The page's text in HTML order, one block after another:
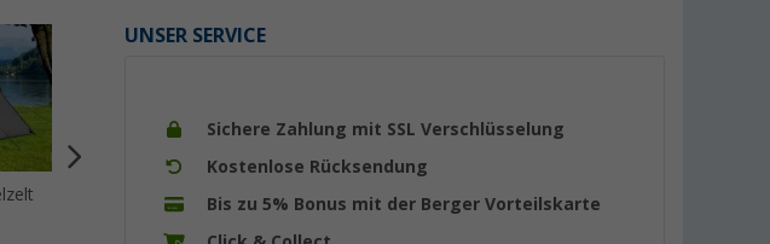
UNSER SERVICE
Sichere Zahlung mit SSL Verschlüsselung
Kostenlose Rücksendung
Bis zu 5% Bonus mit der Berger Vorteilskarte
Berger Campo 4 Tunnelzelt
für 4 Personen
Berger Easy Rock 3
Kuppelzelt für 3 Personen